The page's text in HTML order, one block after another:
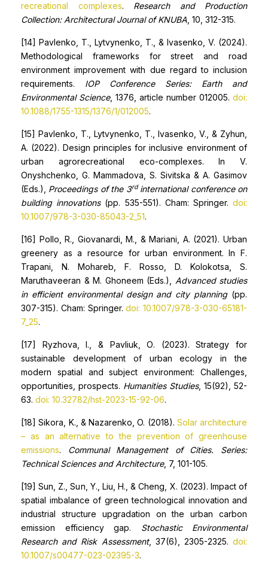
recreational complexes. Research and Production
Сollection: Architectural Journal of KNUBA , 10, 312-315.
[14] Pavlenko, T., Lytvynenko, T., & Ivasenko, V. (2024).
Methodological frameworks for street and road
environment improvement with due regard to inclusion
requirements. IOP Conference Series: Earth and
Environmental Science, 1376, article number 012005. doi:
10.1088/1755-1315/1376/1/012005.
[15] Pavlenko, T., Lytvynenko, T., Ivasenko, V., & Zyhun,
A. (2022). Design principles for inclusive environment of
urban agrorecreational eco-complexes. In V.
Onyshchenko, G. Mammadova, S. Sivitska & A. Gasimov
(Eds.),
Proceedings of the 3rdinternational conference on
building innovations (pp. 535-551). Cham: Springer.doi:
10.1007/978-3-030-85043-2_51.
[16] Pollo, R., Giovanardi, M., & Mariani, A. (2021). Urban
greenery as a resource for urban environment. In F.
Trapani, N. Mohareb, F. Rosso, D. Kolokotsa, S.
Maruthaveeran & M. Ghoneem (Eds.),
Advanced studies
in efficient environmental design and city planning (pp.
307-315). Cham: Springer.doi: 10.1007/978-3-030-65181-
7_25.
[17] Ryzhova, I., & Pavliuk, О. (2023). Strategy for
sustainable development of urban ecology in the
modern spatial and subject environment: Challenges,
opportunities, prospects. Humanities Studies, 15(92), 52-
63. doi: 10.32782/hst-2023-15-92-06.
[18] Sikora, K., & Nazarenko, O. (2018). Solar architecture
– as an alternative to the prevention of greenhouse
emissions. Communal Management of Cities. Series:
Technical Sciences and Architecture, 7, 101-105.
[19] Sun, Z., Sun, Y., Liu, H., & Cheng, X. (2023). Impact of
spatial imbalance of green technological innovation and
industrial structure upgradation on the urban carbon
emission efficiency gap. Stochastic Environmental
Research and Risk Assessment, 37(6), 2305-2325. doi:
10.1007/s00477-023-02395-3.